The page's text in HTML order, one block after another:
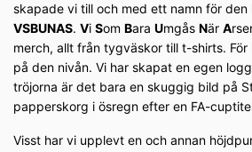
skapade vi till och med ett namn för den
VSBUNAS. Vi Som Bara Umgås När A
merch, allt från tygväskor till t-shirts.
på den nivån. Vi har skapat en egen
tröjorna är det bara en skuggig bild på
papperskorg i ösregn efter en FA-
Visst har vi upplevt en och annan